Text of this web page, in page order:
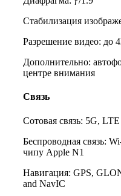
Стабилизация
Разрешение видео: до
Дополнительно:
центре внимания
Связь
Сотовая связь: 5G,
Беспроводная связь:
чипу Apple N1
Навигация: GPS,
and NavIC